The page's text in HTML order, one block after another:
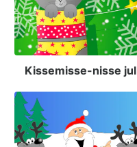
Kissemisse-nisse jul